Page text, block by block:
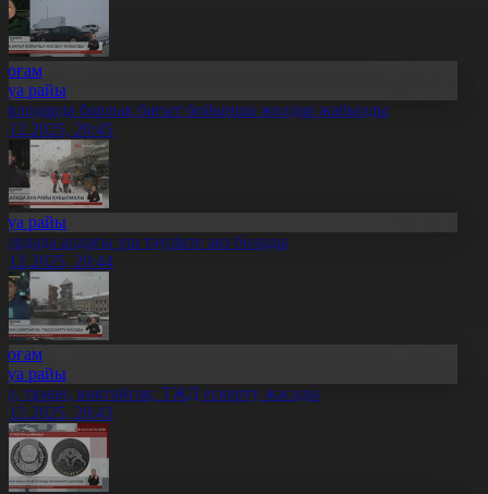
райы
барлық бағыт бойынша жолдар жабылды
20:45
райы
алдағы үш тәулікте аяз болады
20:44
райы
тұман, көктайғақ: ТЖД ескерту жасады
20:43